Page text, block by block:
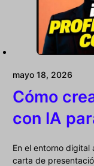
mayo 18, 2026
Cómo
con IA
En el entorno
carta de